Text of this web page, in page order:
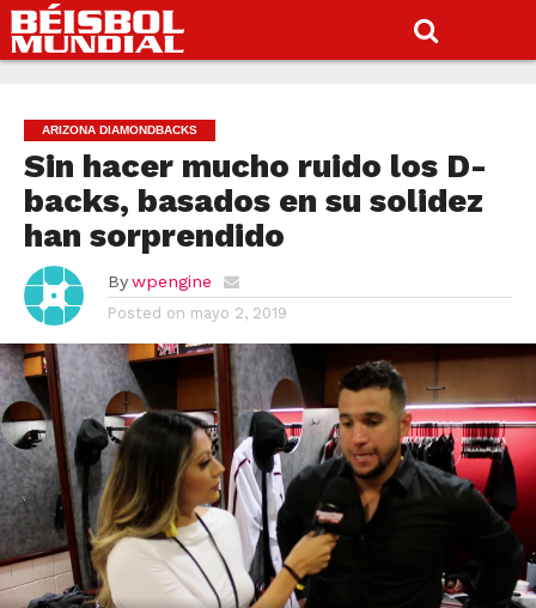
ARIZONA DIAMONDBACKS
Sin hacer mucho ruido los D-
backs, basados en su solidez
han sorprendido
By wpengine
Posted on mayo 2, 2019